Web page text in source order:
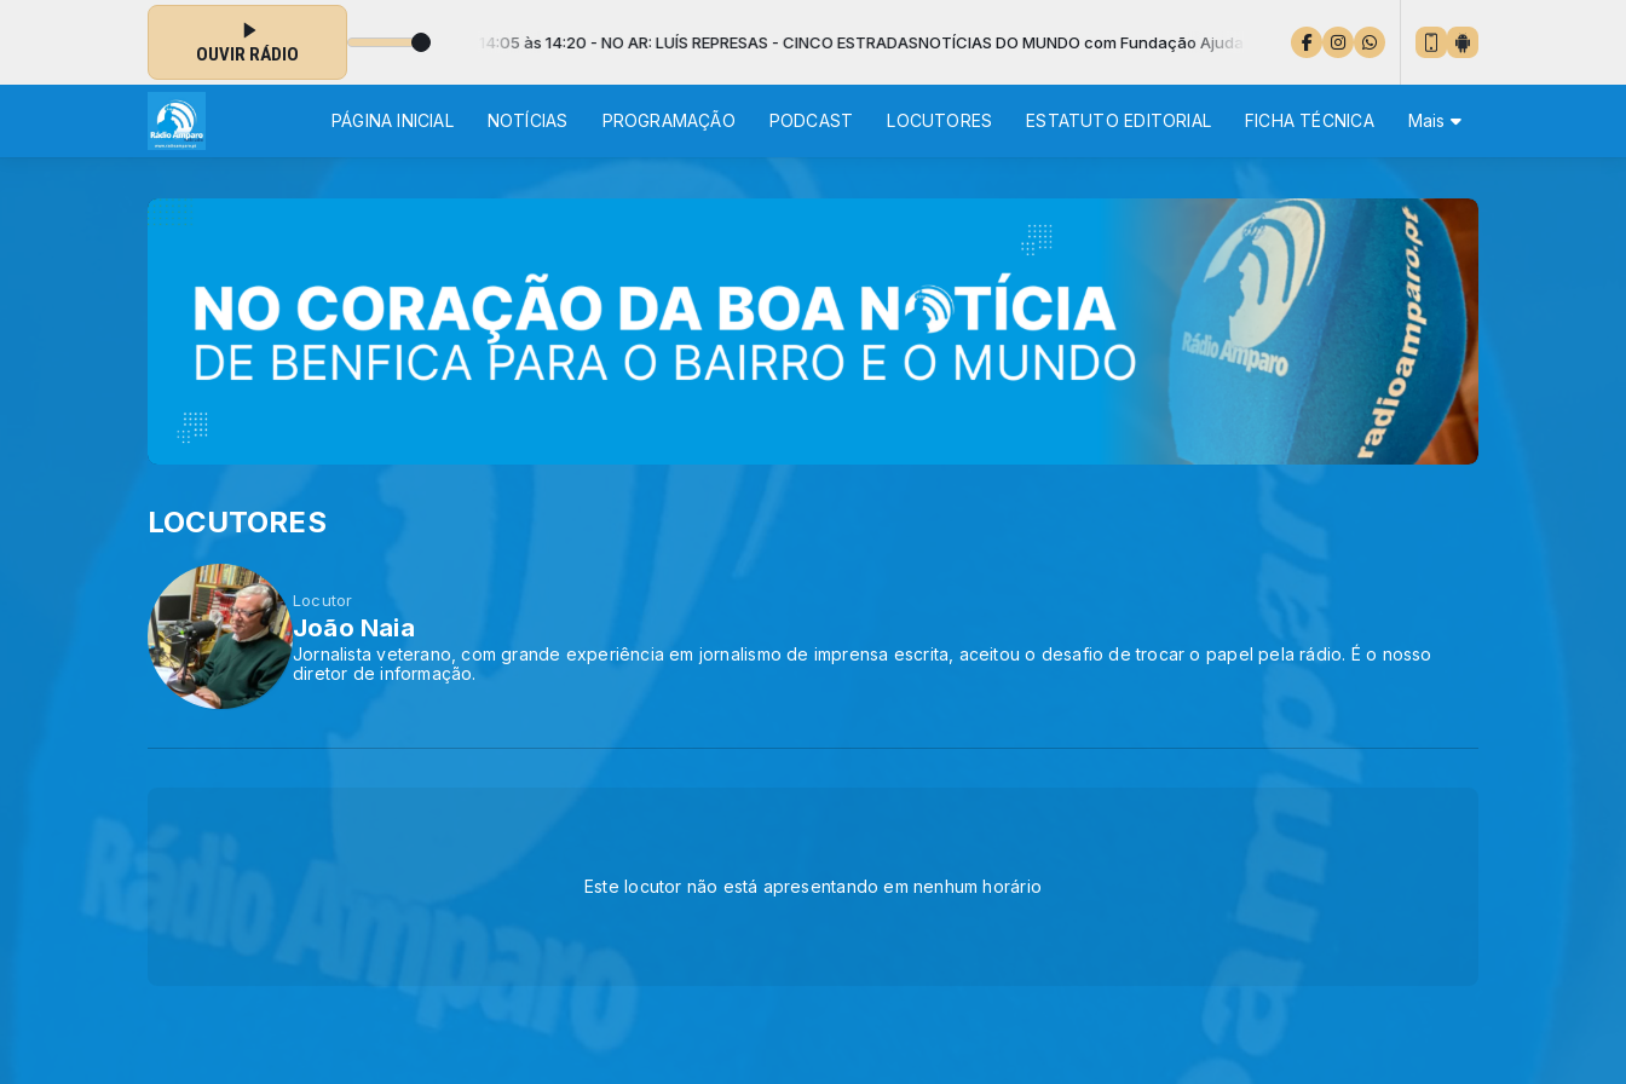
OUVIR RÁDIO
DO MUNDO com Fundação Ajuda à Igreja que Sofre das 14:05 às 14:20 - NO AR: LUÍS REPRESAS - CINCO ESTRADASNOTÍCIAS DO MUNDO com Fundação Ajuda à Igreja que Sofre das 14:05 às 14:20 - NO AR: LUÍS
PÁGINA INICIAL NOTÍCIAS PROGRAMAÇÃO PODCAST LOCUTORES ESTATUTO EDITORIAL FICHA TÉCNICA Mais
LOCUTORES
Locutor
João Naia
Jornalista veterano, com grande experiência em jornalismo de imprensa escrita, aceitou o desafio de trocar o papel pela rádio. É o nosso
diretor de informação.
Este locutor não está apresentando em nenhum horário